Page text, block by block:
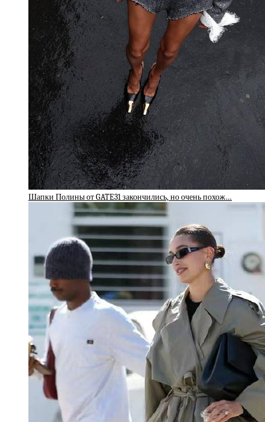
Шапки Полины от GATE31 закончились, но очень похож…